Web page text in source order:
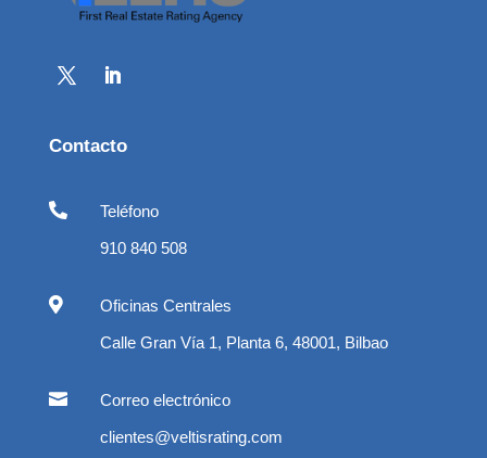
Contacto

Teléfono
910 840 508

Oficinas Centrales
Calle Gran Vía 1, Planta 6, 48001, Bilbao

Correo electrónico
clientes@veltisrating.com